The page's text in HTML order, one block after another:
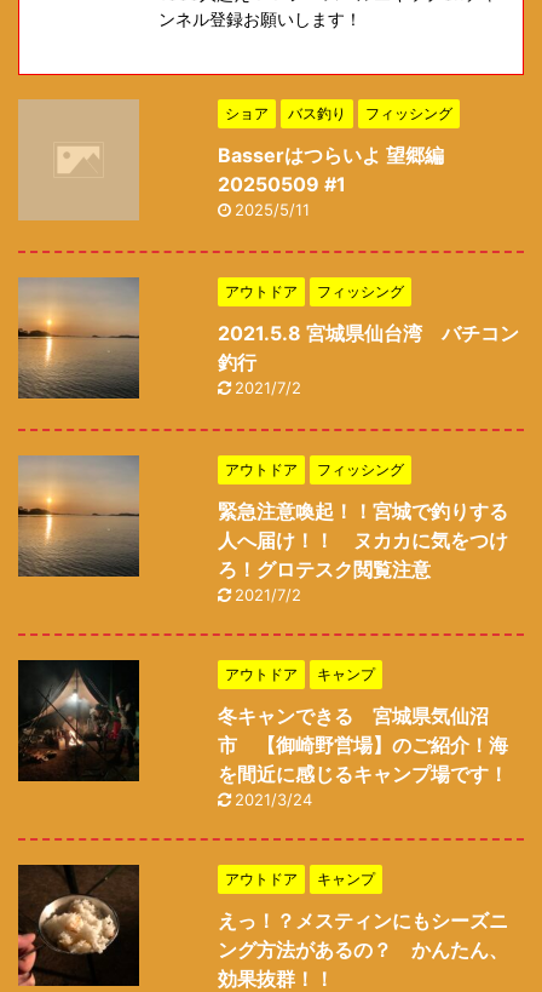
ンネル登録お願いします！
ショア バス釣り フィッシング
Basserはつらいよ 望郷編
20250509 #1
2025/5/11
アウトドア フィッシング
2021.5.8 宮城県仙台湾 バチコン
釣行
2021/7/2
アウトドア フィッシング
緊急注意喚起！！宮城で釣りする
人へ届け！！ ヌカカに気をつけ
ろ！グロテスク閲覧注意
2021/7/2
アウトドア キャンプ
冬キャンできる 宮城県気仙沼
市 【御崎野営場】のご紹介！海
を間近に感じるキャンプ場です！
2021/3/24
アウトドア キャンプ
えっ！？メスティンにもシーズニ
ング方法があるの？ かんたん、
効果抜群！！